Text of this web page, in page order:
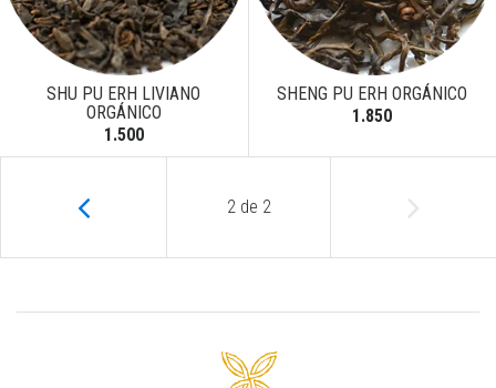
SHU PU ERH LIVIANO
ORGÁNICO
1.500
SHENG PU ERH ORGÁNICO
1.850
2 de 2